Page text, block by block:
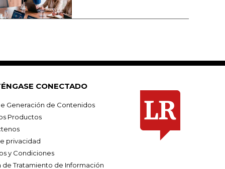
CONECTADO
Generación de Contenidos
Productos
privacidad
y Condiciones
de Tratamiento de Información